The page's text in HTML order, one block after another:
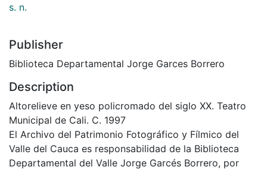
s. n.
Publisher
Biblioteca Departamental Jorge Garces Borrero
Description
Altorelieve en yeso policromado del siglo XX. Teatro
Municipal de Cali. C. 1997
El Archivo del Patrimonio Fotográfico y Fílmico del
Valle del Cauca es responsabilidad de la Biblioteca
Departamental del Valle Jorge Garcés Borrero, por